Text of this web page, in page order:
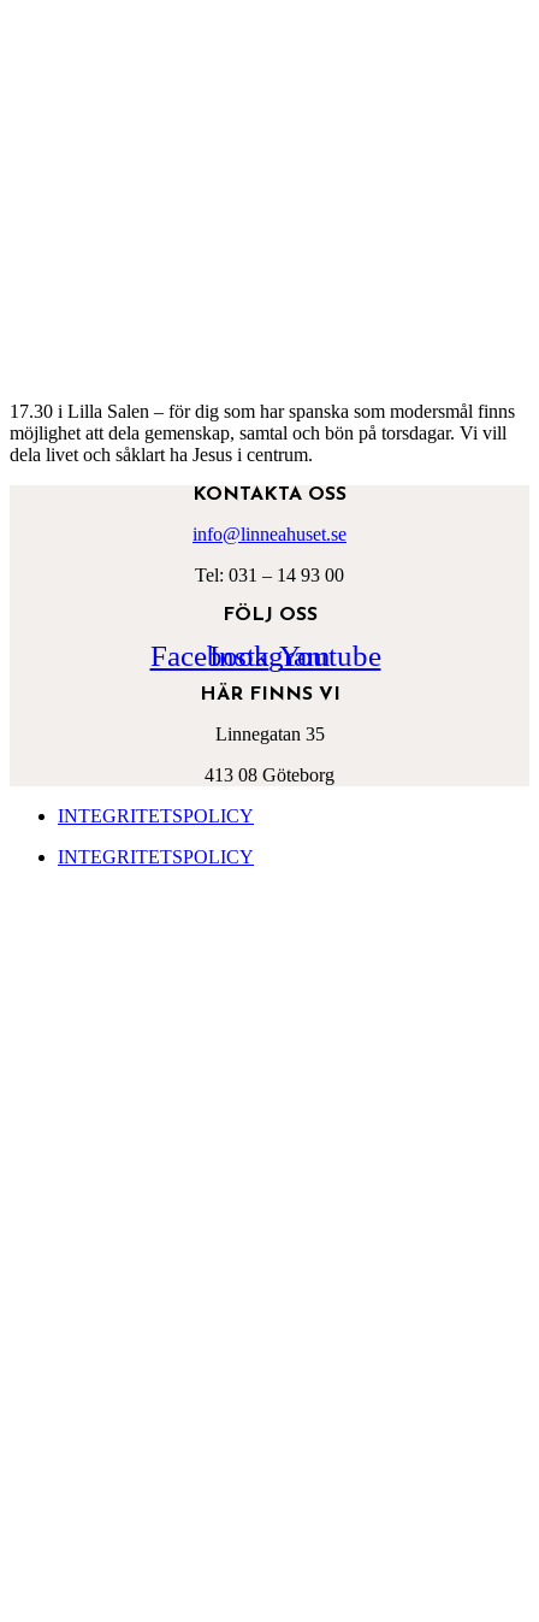
17.30 i Lilla Salen – för dig som har spanska som modersmål finns
möjlighet att dela gemenskap, samtal och bön på torsdagar. Vi vill
dela livet och såklart ha Jesus i centrum.
KONTAKTA OSS
info@linneahuset.se
Tel: 031 – 14 93 00
FÖLJ OSS
FacebookInstagramYoutube
HÄR FINNS VI
Linnegatan 35
413 08 Göteborg
INTEGRITETSPOLICY
INTEGRITETSPOLICY